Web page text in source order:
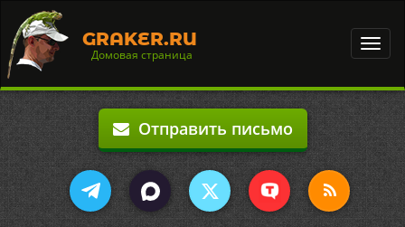
GRAKER.RU
Домовая страница
Отправить письмо